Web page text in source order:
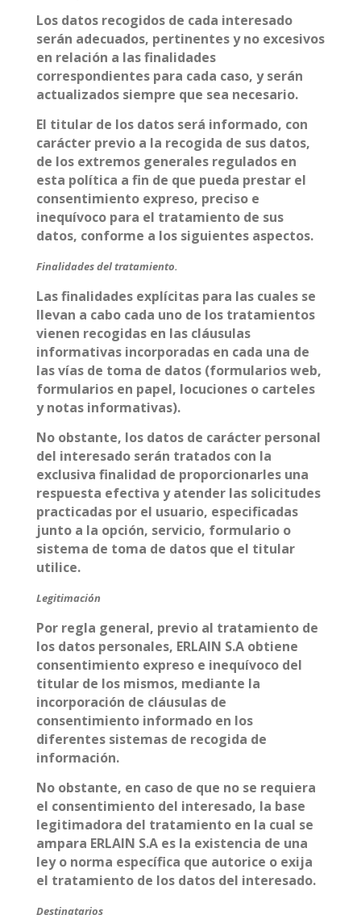
Los datos recogidos de cada interesado
serán adecuados, pertinentes y no excesivos
en relación a las finalidades
correspondientes para cada caso, y serán
actualizados siempre que sea necesario.
El titular de los datos será informado, con
carácter previo a la recogida de sus datos,
de los extremos generales regulados en
esta política a fin de que pueda prestar el
consentimiento expreso, preciso e
inequívoco para el tratamiento de sus
datos, conforme a los siguientes aspectos.
Finalidades del tratamiento.
Las finalidades explícitas para las cuales se
llevan a cabo cada uno de los tratamientos
vienen recogidas en las cláusulas
informativas incorporadas en cada una de
las vías de toma de datos (formularios web,
formularios en papel, locuciones o carteles
y notas informativas).
No obstante, los datos de carácter personal
del interesado serán tratados con la
exclusiva finalidad de proporcionarles una
respuesta efectiva y atender las solicitudes
practicadas por el usuario, especificadas
junto a la opción, servicio, formulario o
sistema de toma de datos que el titular
utilice.
Legitimación
Por regla general, previo al tratamiento de
los datos personales, ERLAIN S.A obtiene
consentimiento expreso e inequívoco del
titular de los mismos, mediante la
incorporación de cláusulas de
consentimiento informado en los
diferentes sistemas de recogida de
información.
No obstante, en caso de que no se requiera
el consentimiento del interesado, la base
legitimadora del tratamiento en la cual se
ampara ERLAIN S.A es la existencia de una
ley o norma específica que autorice o exija
el tratamiento de los datos del interesado.
Destinatarios